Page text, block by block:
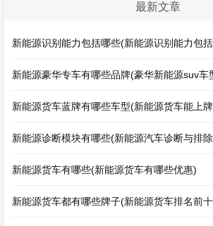
最新文章
新能源识别能力包括哪些(新能源识别能力包
新能源豪华专车有哪些品牌(豪华新能源suv车
新能源货车蓝牌有哪些车型(新能源货车能上
新能源诊断模块有哪些(新能源汽车诊断与排
新能源货车有哪些(新能源货车有哪些优惠)
新能源货车都有哪些牌子(新能源货车排名前